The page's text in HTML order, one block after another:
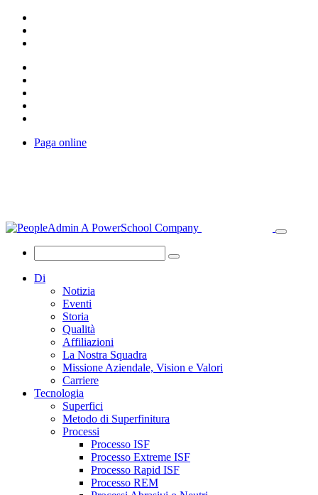
Paga online
Di
Notizia
Eventi
Storia
Qualità
Affiliazioni
La Nostra Squadra
Missione Aziendale, Vision e Valori
Carriere
Tecnologia
Superfici
Metodo di Superfinitura
Processi
Processo ISF
Processo Extreme ISF
Processo Rapid ISF
Processo REM